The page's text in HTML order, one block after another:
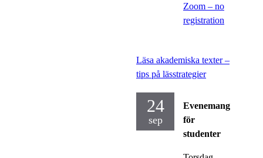
Zoom – no
registration
Läsa akademiska texter –
tips på lässtrategier
24
sep
Evenemang
för
studenter